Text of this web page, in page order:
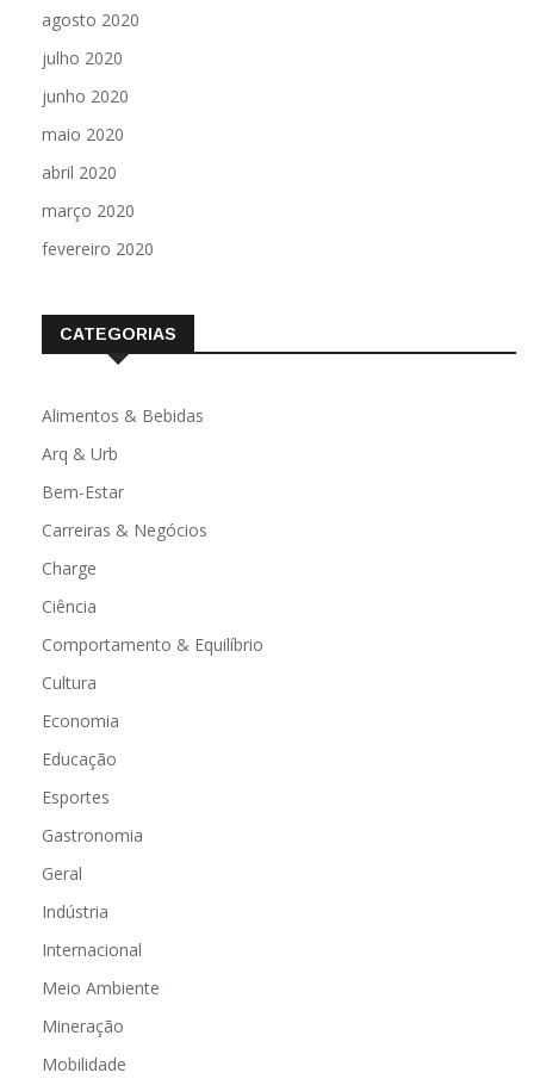
agosto 2020
julho 2020
junho 2020
maio 2020
abril 2020
março 2020
fevereiro 2020
CATEGORIAS
Alimentos & Bebidas
Arq & Urb
Bem-Estar
Carreiras & Negócios
Charge
Ciência
Comportamento & Equilíbrio
Cultura
Economia
Educação
Esportes
Gastronomia
Geral
Indústria
Internacional
Meio Ambiente
Mineração
Mobilidade